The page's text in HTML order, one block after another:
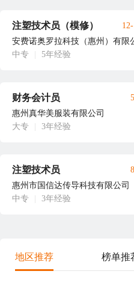
注塑技术员（模修）
安费诺奥罗拉科技（惠州）有限
中专
5年经验
财务会计员
惠州真华美服装有限公司
大专
3年经验
注塑技术员
惠州市国信达传导科技有限公司
中专
3年经验
地区推荐 榜单推